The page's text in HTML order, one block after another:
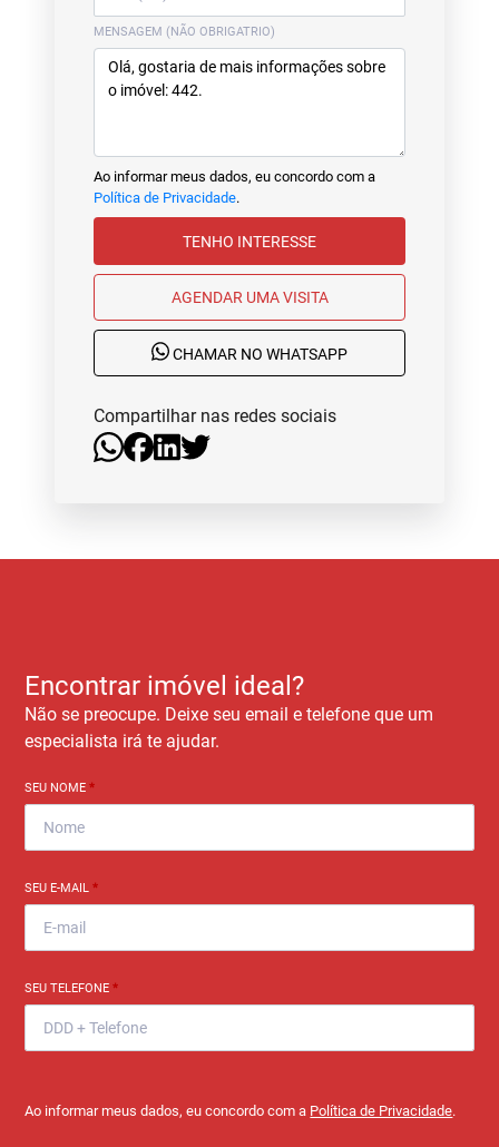
MENSAGEM (NÃO OBRIGATRIO)
Ao informar meus dados, eu concordo com a
Política de Privacidade.
TENHO INTERESSE
AGENDAR UMA VISITA
CHAMAR NO WHATSAPP
Compartilhar nas redes sociais
Encontrar imóvel ideal?
Não se preocupe. Deixe seu email e telefone que um
especialista irá te ajudar.
SEU NOME*
SEU E-MAIL*
SEU TELEFONE*
Ao informar meus dados, eu concordo com a Política de Privacidade.